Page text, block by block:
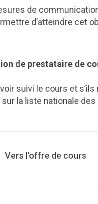
de
d’atteindre cet
de prestataire de
suivi le cours et
la liste nationale
Vers l'offre de cours